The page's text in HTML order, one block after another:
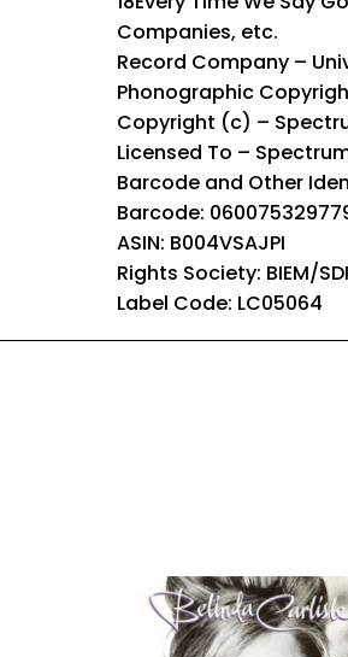
Companies, etc.
Record Company –
Phonographic
Copyright (c) –
Licensed To –
Barcode and Other
Barcode:
ASIN: B004VSAJPI
Rights Society: BIEM/
Label Code: LC05064